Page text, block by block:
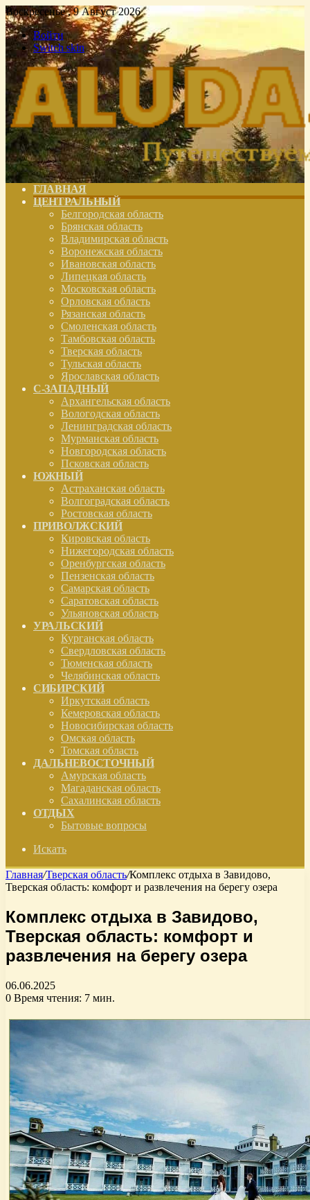
Воскресенье , 9 Август 2026
Войти
Switch skin
ГЛАВНАЯ
ЦЕНТРАЛЬНЫЙ
Белгородская область
Брянская область
Владимирская область
Воронежская область
Ивановская область
Липецкая область
Московская область
Орловская область
Рязанская область
Смоленская область
Тамбовская область
Тверская область
Тульская область
Ярославская область
С-ЗАПАДНЫЙ
Архангельская область
Вологодская область
Ленинградская область
Мурманская область
Новгородская область
Псковская область
ЮЖНЫЙ
Астраханская область
Волгоградская область
Ростовская область
ПРИВОЛЖСКИЙ
Кировская область
Нижегородская область
Оренбургская область
Пензенская область
Самарская область
Саратовская область
Ульяновская область
УРАЛЬСКИЙ
Курганская область
Свердловская область
Тюменская область
Челябинская область
СИБИРСКИЙ
Иркутская область
Кемеровская область
Новосибирская область
Омская область
Томская область
ДАЛЬНЕВОСТОЧНЫЙ
Амурская область
Магаданская область
Сахалинская область
ОТДЫХ
Бытовые вопросы
Искать
Главная/Тверская область/Комплекс отдыха в Завидово,
Тверская область: комфорт и развлечения на берегу озера
Комплекс отдыха в Завидово,
Тверская область: комфорт и
развлечения на берегу озера
06.06.2025
0 Время чтения: 7 мин.